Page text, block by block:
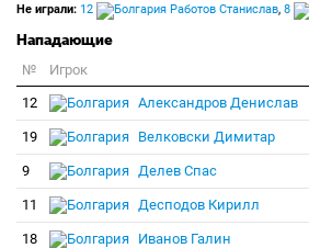
Не играли: 12 Работов Станислав, 8
Нападающие
№ Игрок
12
Александров Денислав
19 Велковски Димитар
9 Делев Спас
11 Десподов Кирилл
18 Иванов Галин